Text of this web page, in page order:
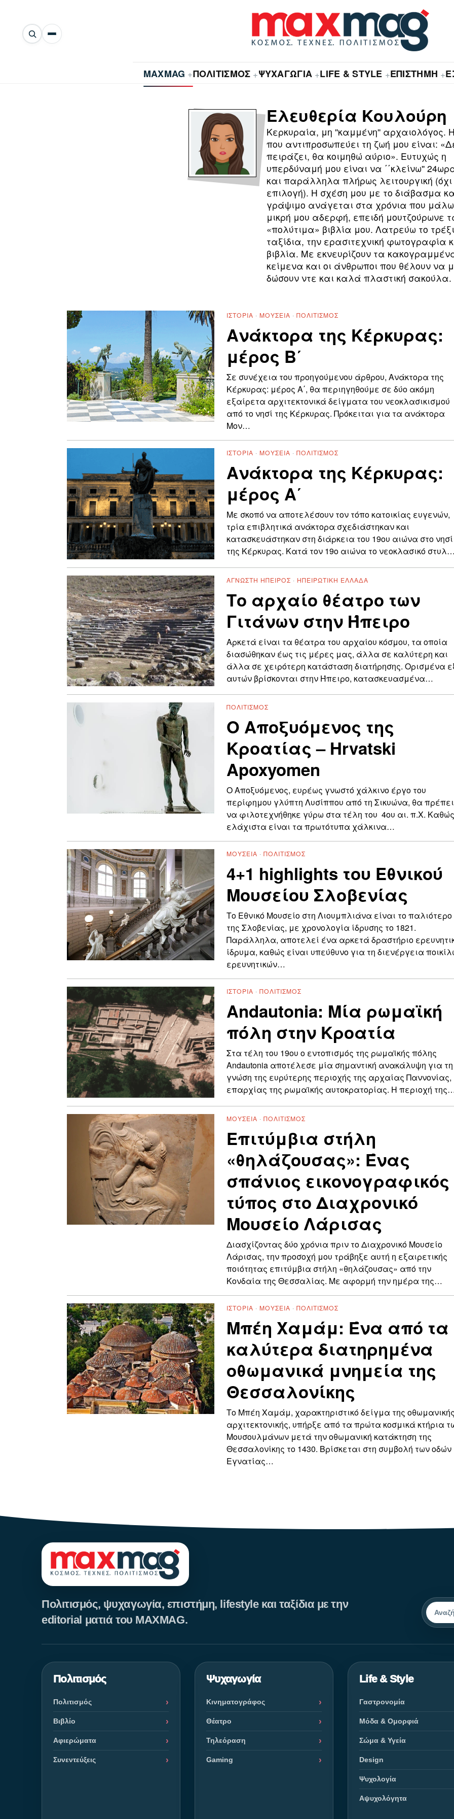
Αναζήτηση
άρθρων
MAXMAG +ΠΟΛΙΤΙΣΜΟΣ +ΨΥΧΑΓΩΓΙΑ +LIFE & STYLE +ΕΠΙΣΤΗΜΗ +
Ελευθερία Κουλούρη
Κερκυραία, μη ''καμμένη'' αρχαιολόγος.
που αντιπροσωπεύει τη ζωή μου είναι:
πειράζει, θα κοιμηθώ αύριο». Ευτυχώς η
υπερδύναμή μου είναι να ΄΄κλείνω''
και παράλληλα πλήρως λειτουργική
επιλογή). Η σχέση μου με το διάβασμα
γράψιμο ανάγεται στα χρόνια που
μικρή μου αδερφή, επειδή μουτζούρωνε
«πολύτιμα» βιβλία μου. Λατρεύω το
ταξίδια, την ερασιτεχνική φωτογραφία
βιβλία. Με εκνευρίζουν τα
κείμενα και οι άνθρωποι που θέλουν να
δώσουν ντε και καλά πλαστική σακούλα.
ΙΣΤΟΡΊΑ · ΜΟΥΣΕΊΑ · ΠΟΛΙΤΙΣΜΌΣ
Ανάκτορα της Κέρκυρας:
μέρος Β΄
Σε συνέχεια του προηγούμενου άρθρου, Ανάκτορα της
Κέρκυρας: μέρος Α΄, θα περιηγηθούμε σε δύο ακόμη
εξαίρετα αρχιτεκτονικά δείγματα του νεοκλασικισμού
από το νησί της Κέρκυρας. Πρόκειται για τα ανάκτορα
Μον…
ΙΣΤΟΡΊΑ · ΜΟΥΣΕΊΑ · ΠΟΛΙΤΙΣΜΌΣ
Ανάκτορα της Κέρκυρας:
μέρος Α΄
Με σκοπό να αποτελέσουν τον τόπο κατοικίας ευγενών,
τρία επιβλητικά ανάκτορα σχεδιάστηκαν και
κατασκευάστηκαν στη διάρκεια του 19ου αιώνα στο νησί
της Κέρκυρας. Κατά τον 19ο αιώνα το νεοκλασικό
ΆΓΝΩΣΤΗ ΉΠΕΙΡΟΣ · ΗΠΕΙΡΏΤΙΚΗ ΕΛΛΆΔΑ
Το αρχαίο θέατρο των
Γιτάνων στην Ήπειρο
Αρκετά είναι τα θέατρα του αρχαίου κόσμου, τα οποία
διασώθηκαν έως τις μέρες μας, άλλα σε καλύτερη και
άλλα σε χειρότερη κατάσταση διατήρησης. Ορισμένα
αυτών βρίσκονται στην Ήπειρο, κατασκευασμένα…
ΠΟΛΙΤΙΣΜΌΣ
Ο Αποξυόμενος της
Κροατίας – Hrvatski
Apoxyomen
Ο Αποξυόμενος, ευρέως γνωστό χάλκινο έργο του
περίφημου γλύπτη Λυσίππου από τη Σικυώνα, θα πρέπει
να φιλοτεχνήθηκε γύρω στα τέλη του 4ου αι. π.Χ.
ελάχιστα είναι τα πρωτότυπα χάλκινα…
ΜΟΥΣΕΊΑ · ΠΟΛΙΤΙΣΜΌΣ
4+1 highlights του Εθνικού
Μουσείου Σλοβενίας
Το Εθνικό Μουσείο στη Λιουμπλιάνα είναι το παλιότερο
της Σλοβενίας, με χρονολογία ίδρυσης το 1821.
Παράλληλα, αποτελεί ένα αρκετά δραστήριο
ίδρυμα, καθώς είναι υπεύθυνο για τη διενέργεια
ερευνητικών…
ΙΣΤΟΡΊΑ · ΠΟΛΙΤΙΣΜΌΣ
Andautonia: Μία ρωμαϊκή
πόλη στην Κροατία
Στα τέλη του 19ου ο εντοπισμός της ρωμαϊκής πόλης
Andautonia αποτέλεσε μία σημαντική ανακάλυψη για τη
γνώση της ευρύτερης περιοχής της αρχαίας Παννονίας,
επαρχίας της ρωμαϊκής αυτοκρατορίας. Η περιοχή
ΜΟΥΣΕΊΑ · ΠΟΛΙΤΙΣΜΌΣ
Επιτύμβια στήλη
«θηλάζουσας»: Ένας
σπάνιος εικονογραφικός
τύπος στο Διαχρονικό
Μουσείο Λάρισας
Διασχίζοντας δύο χρόνια πριν το Διαχρονικό Μουσείο
Λάρισας, την προσοχή μου τράβηξε αυτή η εξαιρετικής
ποιότητας επιτύμβια στήλη «θηλάζουσας» από την
Κονδαία της Θεσσαλίας. Με αφορμή την ημέρα της…
ΙΣΤΟΡΊΑ · ΜΟΥΣΕΊΑ · ΠΟΛΙΤΙΣΜΌΣ
Μπέη Χαμάμ: Ένα από τα
καλύτερα διατηρημένα
οθωμανικά μνημεία της
Θεσσαλονίκης
Το Μπέη Χαμάμ, χαρακτηριστικό δείγμα της
αρχιτεκτονικής, υπήρξε από τα πρώτα κοσμικά κτήρια
Μουσουλμάνων μετά την οθωμανική κατάκτηση της
Θεσσαλονίκης το 1430. Bρίσκεται στη συμβολή των οδών
Εγνατίας…
Πολιτισμός, ψυχαγωγία, επιστήμη, lifestyle και ταξίδια με την
editorial ματιά του MAXMAG.
Πολιτισμός
Πολιτισμός
Βιβλίο
Αφιερώματα
Συνεντεύξεις
Ψυχαγωγία
Κινηματογράφος
Θέατρο
Τηλεόραση
Gaming
Life & Style
Γαστρονομία
Μόδα & Ομορφιά
Σώμα & Υγεία
Design
Ψυχολογία
Αψυχολόγητα